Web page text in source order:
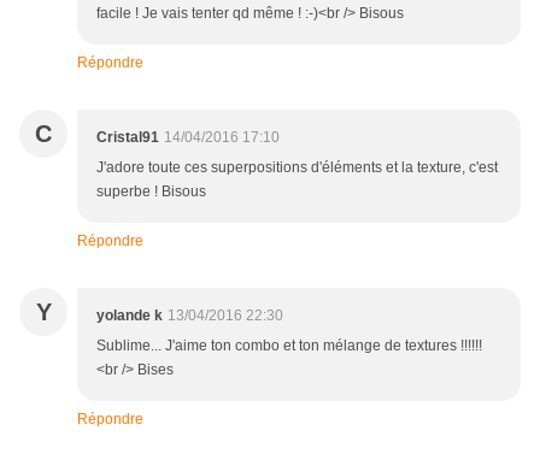
facile ! Je vais tenter qd même ! :-)<br /> Bisous
Répondre
C Cristal91 14/04/2016 17:10
J'adore toute ces superpositions d'éléments et la texture, c'est
superbe ! Bisous
Répondre
Y yolande k 13/04/2016 22:30
Sublime... J'aime ton combo et ton mélange de textures !!!!!!
<br /> Bises
Répondre